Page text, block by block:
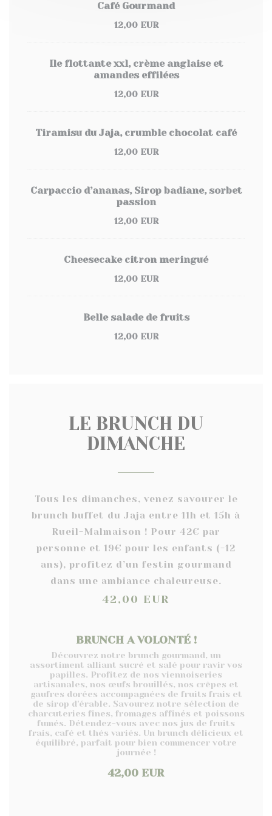
Café Gourmand
12,00 EUR
Ile flottante xxl, crème anglaise et
amandes effilées
12,00 EUR
Tiramisu du Jaja, crumble chocolat café
12,00 EUR
Carpaccio d’ananas, Sirop badiane, sorbet
passion
12,00 EUR
Cheesecake citron meringué
12,00 EUR
Belle salade de fruits
12,00 EUR
LE BRUNCH DU
DIMANCHE
Tous les dimanches, venez savourer le
brunch buffet du Jaja entre 11h et 15h à
Rueil-Malmaison ! Pour 42€ par
personne et 19€ pour les enfants (-12
ans), profitez d’un festin gourmand
dans une ambiance chaleureuse.
42,00 EUR
BRUNCH A VOLONTÉ !
Découvrez notre brunch gourmand, un
assortiment alliant sucré et salé pour ravir vos
papilles. Profitez de nos viennoiseries
artisanales, nos œufs brouillés, nos crêpes et
gaufres dorées accompagnées de fruits frais et
de sirop d'érable. Savourez notre sélection de
charcuteries fines, fromages affinés et poissons
fumés. Détendez-vous avec nos jus de fruits
frais, café et thés variés. Un brunch délicieux et
équilibré, parfait pour bien commencer votre
journée !
42,00 EUR